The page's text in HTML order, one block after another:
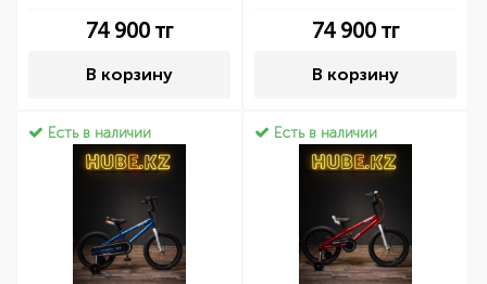
74 900 тг
В корзину
74 900 тг
В корзину
Есть в наличии Есть в наличии